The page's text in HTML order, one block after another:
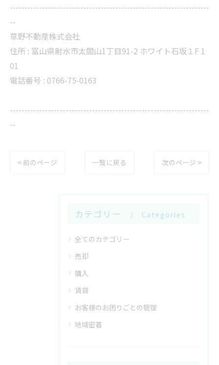
--------------------------------------------------------------------
--
草野不動産株式会社
住所 : 富山県射水市太閤山1丁目91-2 ホワイト石坂１F 1
01
電話番号 : 0766-75-0163
--------------------------------------------------------------------
--
< 前のページ 一覧に戻る 次のページ >
カテゴリー Categories
全てのカテゴリー
売却
購入
賃貸
お客様のお困りごとの管理
地域密着